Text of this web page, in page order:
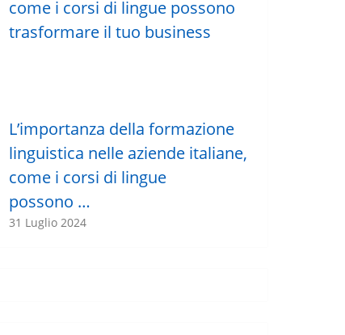
L’importanza della formazione
linguistica nelle aziende italiane,
come i corsi di lingue
possono …
31 Luglio 2024